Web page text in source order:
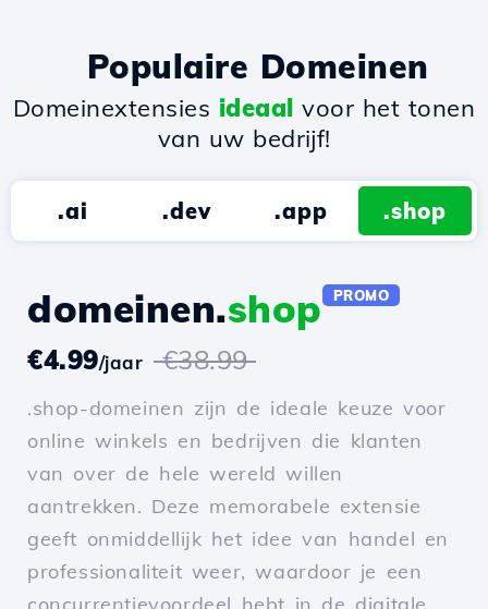
Populaire Domeinen
Domeinextensies ideaal voor het tonen
van uw bedrijf!
.ai .dev .app .shop
domeinen.shop PROMO
€4.99/jaar €38.99
.shop-domeinen zijn de ideale keuze voor
online winkels en bedrijven die klanten
van over de hele wereld willen
aantrekken. Deze memorabele extensie
geeft onmiddellijk het idee van handel en
professionaliteit weer, waardoor je een